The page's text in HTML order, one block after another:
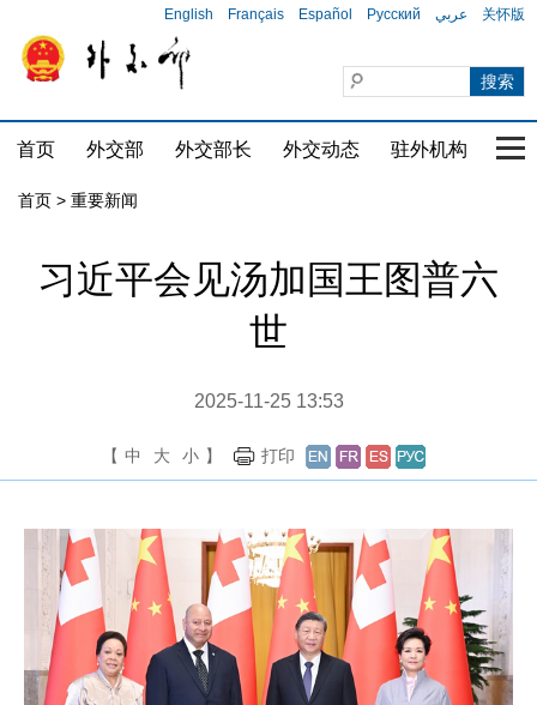
English Français Español Русский عربي 关怀版
首页 外交部 外交部长 外交动态 驻外机构 国
首页 > 重要新闻
习近平会见汤加国王图普六
世
2025-11-25 13:53
【 中 大 小 】 打印